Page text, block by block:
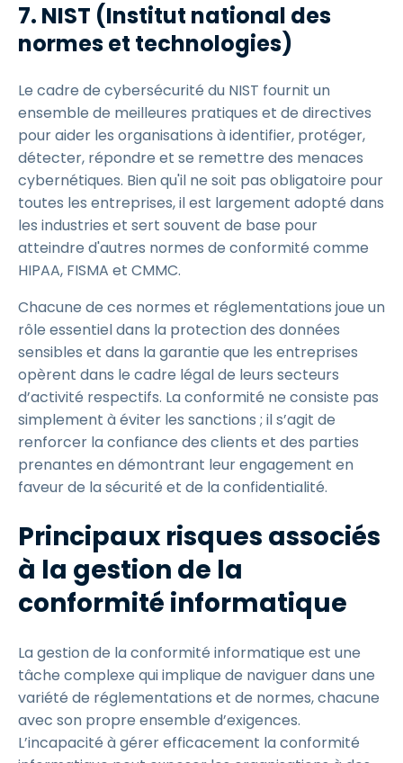
7. NIST (Institut national des
normes et technologies)
Le cadre de cybersécurité du NIST fournit un
ensemble de meilleures pratiques et de directives
pour aider les organisations à identifier, protéger,
détecter, répondre et se remettre des menaces
cybernétiques. Bien qu'il ne soit pas obligatoire pour
toutes les entreprises, il est largement adopté dans
les industries et sert souvent de base pour
atteindre d'autres normes de conformité comme
HIPAA, FISMA et CMMC.
Chacune de ces normes et réglementations joue un
rôle essentiel dans la protection des données
sensibles et dans la garantie que les entreprises
opèrent dans le cadre légal de leurs secteurs
d’activité respectifs. La conformité ne consiste pas
simplement à éviter les sanctions ; il s’agit de
renforcer la confiance des clients et des parties
prenantes en démontrant leur engagement en
faveur de la sécurité et de la confidentialité.
Principaux risques associés
à la gestion de la
conformité informatique
La gestion de la conformité informatique est une
tâche complexe qui implique de naviguer dans une
variété de réglementations et de normes, chacune
avec son propre ensemble d’exigences.
L’incapacité à gérer efficacement la conformité